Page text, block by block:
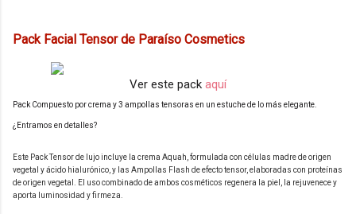
Pack Facial Tensor de Paraíso Cosmetics
Ver este pack aquí
Pack Compuesto por crema y 3 ampollas tensoras en un estuche de lo más elegante.
¿Entramos en detalles?
Este Pack Tensor de lujo incluye la crema Aquah, formulada con células madre de origen
vegetal y ácido hialurónico, y las Ampollas Flash de efecto tensor, elaboradas con proteínas
de origen vegetal. El uso combinado de ambos cosméticos regenera la piel, la rejuvenece y
aporta luminosidad y firmeza.